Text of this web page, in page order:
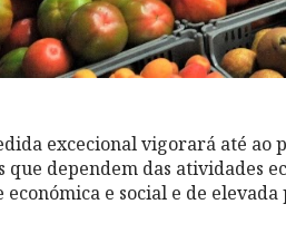
excecional vigorará até ao
que dependem das atividades
económica e social e de